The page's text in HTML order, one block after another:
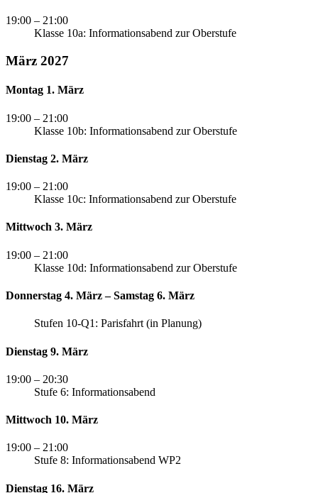
19:00 – 21:00
Klasse 10a: Informationsabend zur Oberstufe
März 2027
Montag 1. März
19:00 – 21:00
Klasse 10b: Informationsabend zur Oberstufe
Dienstag 2. März
19:00 – 21:00
Klasse 10c: Informationsabend zur Oberstufe
Mittwoch 3. März
19:00 – 21:00
Klasse 10d: Informationsabend zur Oberstufe
Donnerstag 4. März – Samstag 6. März
Stufen 10-Q1: Parisfahrt (in Planung)
Dienstag 9. März
19:00 – 20:30
Stufe 6: Informationsabend
Mittwoch 10. März
19:00 – 21:00
Stufe 8: Informationsabend WP2
Dienstag 16. März